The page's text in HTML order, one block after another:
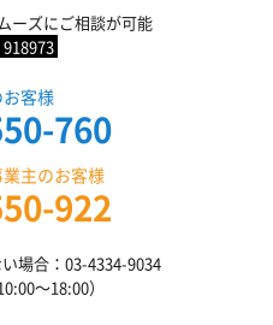
ーズにご相談が可能
918973
客様
760
主のお客様
922
場合：03-4334-9034
〜18:00）